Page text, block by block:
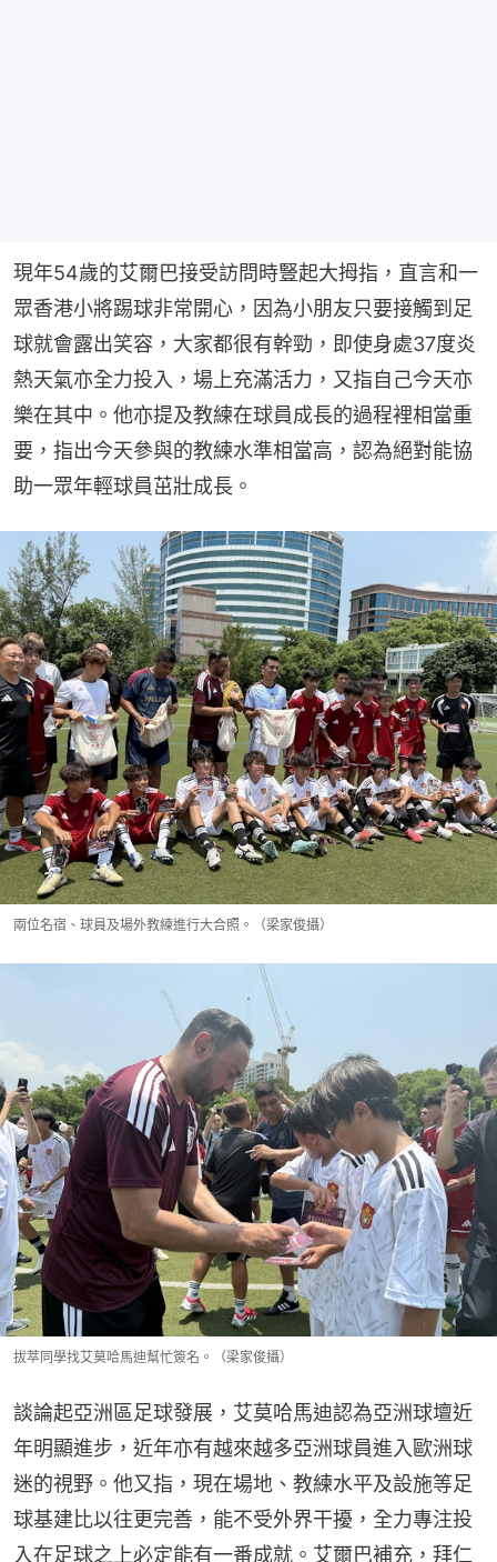
現年54歲的艾爾巴接受訪問時豎起大拇指，直言和一
眾香港小將踢球非常開心，因為小朋友只要接觸到足
球就會露出笑容，大家都很有幹勁，即使身處37度炎
熱天氣亦全力投入，場上充滿活力，又指自己今天亦
樂在其中。他亦提及教練在球員成長的過程裡相當重
要，指出今天參與的教練水準相當高，認為絕對能協
助一眾年輕球員茁壯成長。
兩位名宿、球員及場外教練進行大合照。（梁家俊攝）
拔萃同學找艾莫哈馬迪幫忙簽名。（梁家俊攝）
談論起亞洲區足球發展，艾莫哈馬迪認為亞洲球壇近
年明顯進步，近年亦有越來越多亞洲球員進入歐洲球
迷的視野。他又指，現在場地、教練水平及設施等足
球基建比以往更完善，能不受外界干擾，全力專注投
入在足球之上必定能有一番成就。艾爾巴補充，拜仁